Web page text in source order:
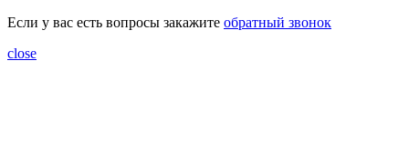
Если у вас есть вопросы закажите обратный звонок
close